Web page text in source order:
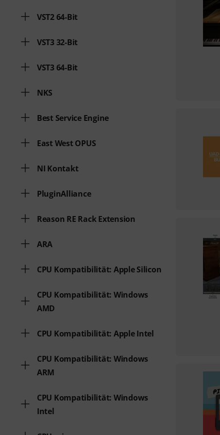
VST2 64-Bit
VST3 32-Bit
VST3 64-Bit
NKS
Best Service Engine
East West OPUS
NI Kontakt
PluginAlliance
Reason RE Rack Extension
ARA
CPU Kompatibilität: Apple Silicon
CPU Kompatibilität: Windows
AMD
CPU Kompatibilität: Apple Intel
CPU Kompatibilität: Windows
ARM
CPU Kompatibilität: Windows
Intel